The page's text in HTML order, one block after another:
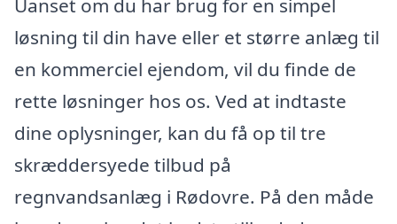
Uanset om du har brug for en simpel
løsning til din have eller et større anlæg til
en kommerciel ejendom, vil du finde de
rette løsninger hos os. Ved at indtaste
dine oplysninger, kan du få op til tre
skræddersyede tilbud på
regnvandsanlæg i Rødovre. På den måde